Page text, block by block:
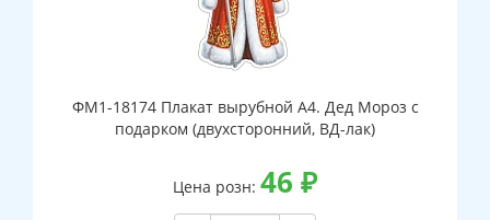
ФМ1-18174 Плакат вырубной А4. Дед Мороз с
подарком (двухсторонний, ВД-лак)
Цена розн: 46 ₽